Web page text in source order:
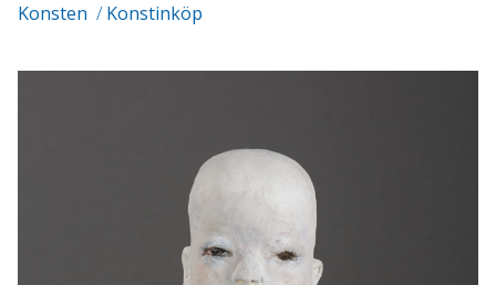
Konsten / Konstinköp